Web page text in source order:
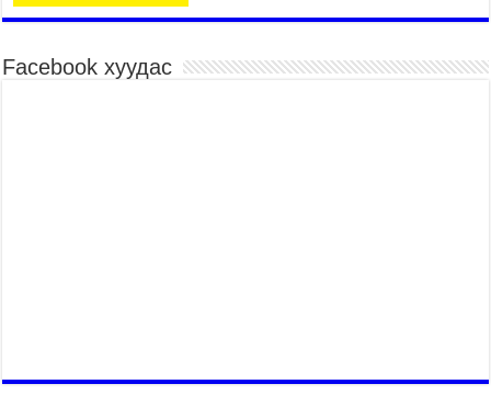
“Дээлтэй монгол наадам” боллоо
2026 оны 7 сар 15 / 10 цаг 41 минут
Facebook хуудас